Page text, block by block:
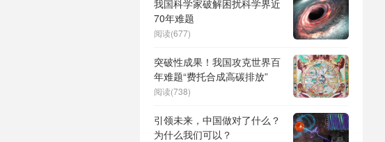
形机器人、苏超、票根经济、
育儿补贴、科学素养、网络生
态治理
我国科学家破解困扰科学界近
70年难题
阅读(677)
突破性成果！我国攻克世界百
年难题“费托合成高碳排放”
阅读(738)
引领未来，中国做对了什么？
为什么我们可以？